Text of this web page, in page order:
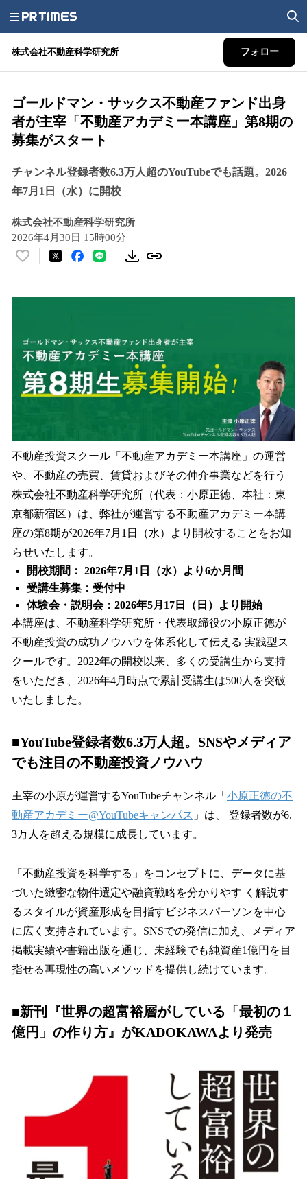
株式会社不動産科学研究所 フォロー
ゴールドマン・サックス不動産ファンド出身
者が主宰「不動産アカデミー本講座」第8期の
募集がスタート
チャンネル登録者数6.3万人超のYouTubeでも話題。2026
年7月1日（水）に開校
株式会社不動産科学研究所
2026年4月30日 15時00分
い
読
み
込
み
不動産投資スクール「不動産アカデミー本講座」の運営
や、不動産の売買、賃貸およびその仲介事業などを行う
株式会社不動産科学研究所（代表：小原正徳、本社：東
京都新宿区）は、弊社が運営する不動産アカデミー本講
座の第8期が2026年7月1日（水）より開校することをお知
らせいたします。
開校期間： 2026年7月1日（水）より6か月間
受講生募集：受付中
体験会・説明会：2026年5月17日（日）より開始
本講座は、不動産科学研究所・代表取締役の小原正徳が
不動産投資の成功ノウハウを体系化して伝える 実践型ス
クールです。2022年の開校以来、多くの受講生から支持
をいただき、2026年4月時点で累計受講生は500人を突破
いたしました。
■YouTube登録者数6.3万人超。SNSやメディア
でも注目の不動産投資ノウハウ
主宰の小原が運営するYouTubeチャンネル「 小原正徳の不
動産アカデミー@YouTubeキャンパス 」は、 登録者数が6.
3万人を超える規模に成長しています。
「不動産投資を科学する」をコンセプトに、データに基
づいた緻密な物件選定や融資戦略を分かりやす く解説す
るスタイルが資産形成を目指すビジネスパーソンを中心
に広く支持されています。SNSでの発信に加え、メディア
掲載実績や書籍出版を通じ、未経験でも純資産1億円を目
指せる再現性の高いメソッドを提供し続けています。
■新刊『世界の超富裕層がしている「最初の１
億円」の作り方』がKADOKAWAより発売